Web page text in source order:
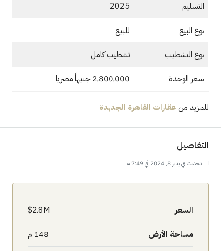
التسليم 2025
نوع البيع للبيع
نوع التشطيب تشطيب كامل
سعر الوحدة 2,800,000 جنيهاً مصريا
للمزيد من عقارات القاهرة الجديدة
التفاصيل
تحديث في يناير 8, 2024 في 7:49 م
السعر 2.8M$
مساحة الأرض 148 م